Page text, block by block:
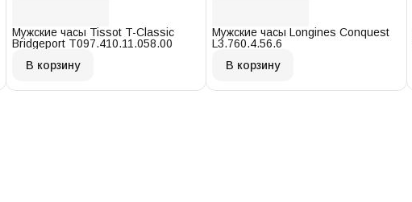
Мужские часы Tissot T-Classic
Bridgeport T097.410.11.058.00
В корзину
Мужские часы Longines Conquest
L3.760.4.56.6
В корзину